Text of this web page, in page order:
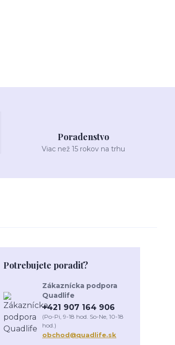
Poradenstvo
Viac než 15 rokov na trhu
Potrebujete poradiť?
Zákaznícka podpora
Quadlife
+421 907 164 906
(Po-Pi, 9-18 hod. So-Ne, 10-18
hod.)
obchod@quadlife.sk